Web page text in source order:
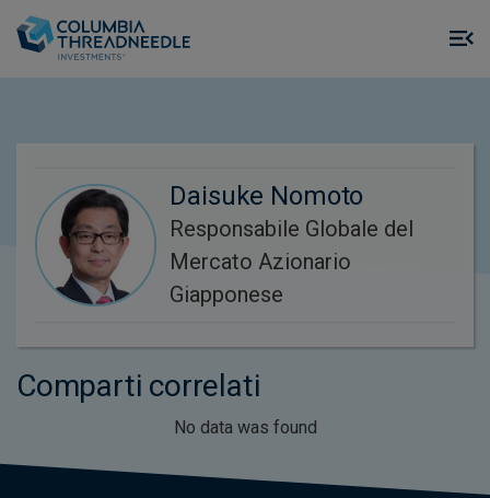
Daisuke Nomoto
Responsabile Globale del
Mercato Azionario
Giapponese
Comparti correlati
No data was found